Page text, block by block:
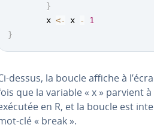
}
        x
<- x -
1
}
dessus, la boucle affiche à
que la variable « x » parvient
en R, et la boucle est
clé « break ».